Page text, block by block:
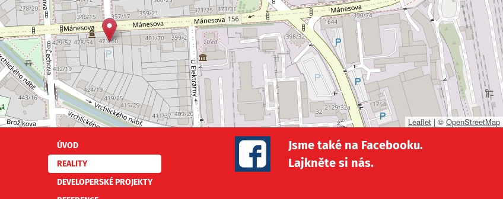
Leaflet | © OpenStreetMap
ÚVOD
REALITY
DEVELOPERSKÉ PROJEKTY
Jsme také na Facebooku.
Lajkněte si nás.